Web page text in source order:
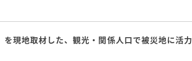
現地取材した、観光・関係人口で被災地に活力